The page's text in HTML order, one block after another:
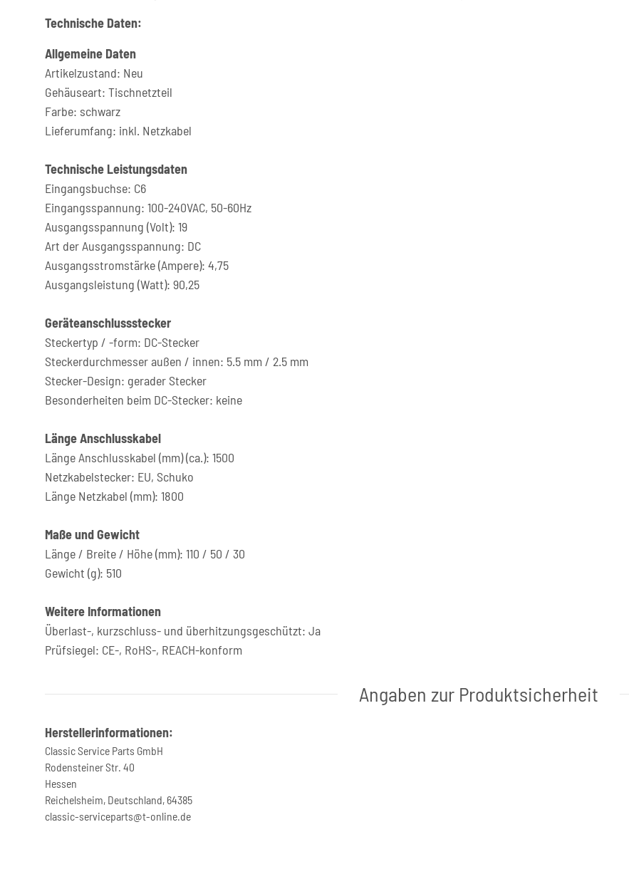
Technische Daten:
Allgemeine Daten
Artikelzustand: Neu
Gehäuseart: Tischnetzteil
Farbe: schwarz
Lieferumfang: inkl. Netzkabel
Technische Leistungsdaten
Eingangsbuchse: C6
Eingangsspannung: 100-240VAC, 50-60Hz
Ausgangsspannung (Volt): 19
Art der Ausgangsspannung: DC
Ausgangsstromstärke (Ampere): 4,75
Ausgangsleistung (Watt): 90,25
Geräteanschlussstecker
Steckertyp / -form: DC-Stecker
Steckerdurchmesser außen / innen: 5.5 mm / 2.5 mm
Stecker-Design: gerader Stecker
Besonderheiten beim DC-Stecker: keine
Länge Anschlusskabel
Länge Anschlusskabel (mm) (ca.): 1500
Netzkabelstecker: EU, Schuko
Länge Netzkabel (mm): 1800
Maße und Gewicht
Länge / Breite / Höhe (mm): 110 / 50 / 30
Gewicht (g): 510
Weitere Informationen
Überlast-, kurzschluss- und überhitzungsgeschützt: Ja
Prüfsiegel: CE-, RoHS-, REACH-konform
Angaben zur Produktsicherheit
Herstellerinformationen:
Classic Service Parts GmbH
Rodensteiner Str. 40
Hessen
Reichelsheim, Deutschland, 64385
classic-serviceparts@t-online.de